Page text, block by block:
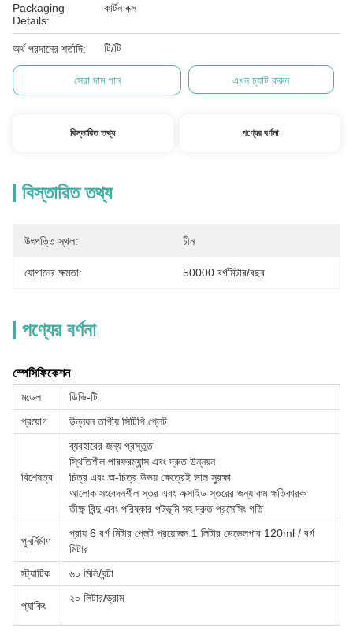
Packaging
Details:
কার্টন বক্স
অর্থ প্রদানের শর্তাদি: টি/টি
সেরা দাম পান এখন চ্যাট করুন
বিস্তারিত তথ্য পণ্যের বর্ণনা
বিস্তারিত তথ্য
উৎপত্তি স্থল: চীন
যোগানের ক্ষমতা: 50000 বর্গমিটার/বছর
পণ্যের বর্ণনা
স্পেসিফিকেশন
মডেল
ডিভি-টি
প্রয়োগ
উন্নয়ন তাপীয় সিটিপি প্লেট
বিশেষত্ব
ব্যবহারের জন্য প্রস্তুত
স্থিতিশীল পারফরম্যান্স এবং দ্রুত উন্নয়ন
চিত্র এবং অ-চিত্র উভয় ক্ষেত্রেই ভাল সুরক্ষা
আলোক সংবেদনশীল স্তর এবং অক্সাইড স্তরের জন্য কম ক্ষতিকারক
তীক্ষ্ণ বিন্দু এবং পরিষ্কার পটভূমি সহ দ্রুত প্রসেসিং গতি
পুনর্নির্মাণ
প্রায় 6 বর্গ মিটার প্লেট প্রয়োজন 1 লিটার ডেভেলপার 120ml / বর্গ
মিটার
স্ট্যাটিক
৬০ মিলি/ঘন্টা
প্যাকিং
২০ লিটার/ড্রাম